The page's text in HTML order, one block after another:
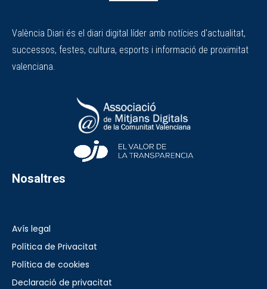
València Diari és el diari digital líder amb notícies d'actualitat,
successos, festes, cultura, esports i informació de proximitat
valenciana.
Nosaltres
Avís legal
Política de Privacitat
Política de cookies
Declaració de privacitat